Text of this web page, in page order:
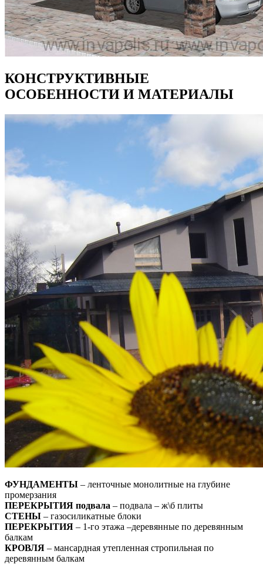
КОНСТРУКТИВНЫЕ
ОСОБЕННОСТИ И МАТЕРИАЛЫ
ФУНДАМЕНТЫ – ленточные монолитные на глубине
промерзания
ПЕРЕКРЫТИЯ подвала – подвала – ж\б плиты
СТЕНЫ – газосиликатные блоки
ПЕРЕКРЫТИЯ – 1-го этажа –деревянные по деревянным
балкам
КРОВЛЯ – мансардная утепленная стропильная по
деревянным балкам